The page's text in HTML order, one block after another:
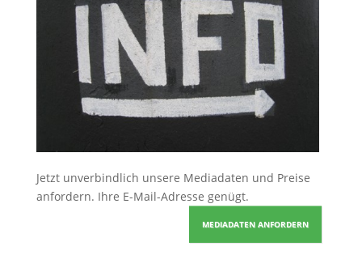
Jetzt unverbindlich unsere Mediadaten und Preise
anfordern. Ihre E-Mail-Adresse genügt.
MEDIADATEN ANFORDERN